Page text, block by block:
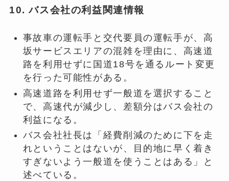
10. バス会社の利益関連情報
事故車の運転手と交代要員の運転手が、高
坂サービスエリアの混雑を理由に、高速道
路を利用せずに国道18号を通るルート変更
を行った可能性がある。
高速道路を利用せず一般道を選択すること
で、高速代が減少し、差額分はバス会社の
利益になる。
バス会社社長は「経費削減のために下を走
れということはないが、目的地に早く着き
すぎないよう一般道を使うことはある」と
述べている。